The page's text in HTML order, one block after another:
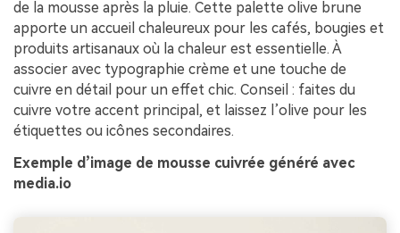
de la mousse après la pluie. Cette palette olive brune
apporte un accueil chaleureux pour les cafés, bougies et
produits artisanaux où la chaleur est essentielle. À
associer avec typographie crème et une touche de
cuivre en détail pour un effet chic. Conseil : faites du
cuivre votre accent principal, et laissez l’olive pour les
étiquettes ou icônes secondaires.
Exemple d’image de mousse cuivrée généré avec
media.io